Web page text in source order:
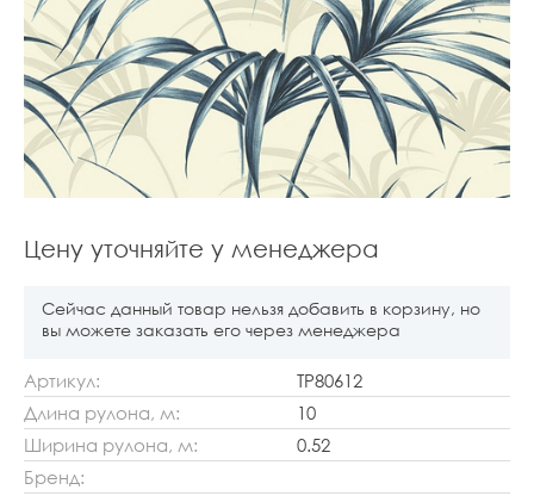
Цену уточняйте у менеджера
Сейчас данный товар нельзя добавить в корзину, но
вы можете заказать его через менеджера
Артикул:
TP80612
Длина рулона, м:
10
Ширина рулона, м:
0.52
Бренд: